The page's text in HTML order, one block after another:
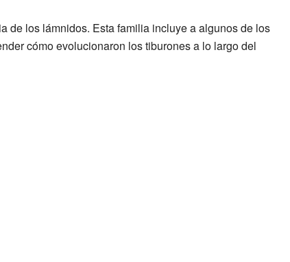
de los lámnidos. Esta familia incluye a algunos de los
cómo evolucionaron los tiburones a lo largo del